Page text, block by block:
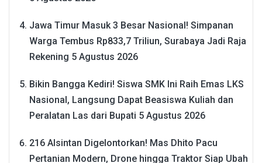
Jawa Timur Masuk 3 Besar Nasional! Simpanan
Warga Tembus Rp833,7 Triliun, Surabaya Jadi Raja
Rekening 5 Agustus 2026
Bikin Bangga Kediri! Siswa SMK Ini Raih Emas LKS
Nasional, Langsung Dapat Beasiswa Kuliah dan
Peralatan Las dari Bupati 5 Agustus 2026
216 Alsintan Digelontorkan! Mas Dhito Pacu
Pertanian Modern, Drone hingga Traktor Siap Ubah